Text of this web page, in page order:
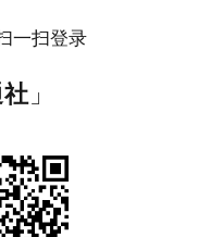
一扫登录
」